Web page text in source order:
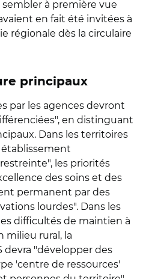
à première vue
en fait été invitées à
régionale dès la circulaire
principaux
par les agences devront
en distinguant
Dans les territoires
les priorités
des soins et des
permanent par des
lourdes". Dans les
difficultés de maintien à
rural, la
devra "développer des
'centre de ressources'